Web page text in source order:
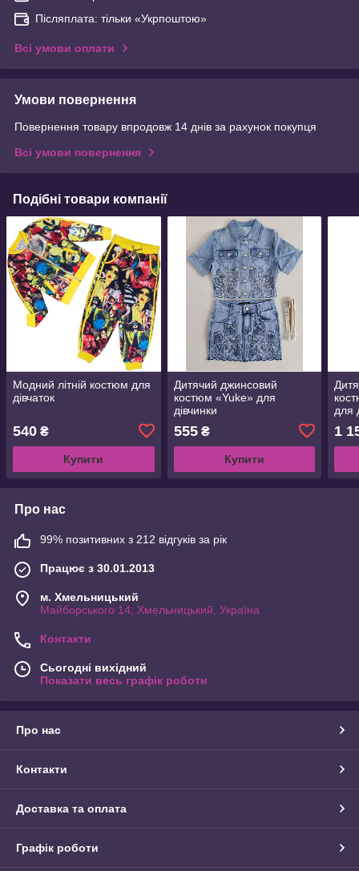
Післяплата: тільки «Укрпоштою»
Всі умови оплати
Умови повернення
Повернення товару впродовж 14 днів за рахунок покупця
Всі умови повернення
Подібні товари компанії
Модний літній костюм для
дівчаток
540 ₴
Купити
Дитячий джинсовий
костюм «Yuke» для
дівчинки
555₴
Купити
для
1
Про нас
99% позитивних з 212 відгуків за рік
Працює з 30.01.2013
м. Хмельницький
Майборського 14, Хмельницький, Україна
Контакти
Сьогодні вихідний
Показати весь графік роботи
Про нас
Контакти
Доставка та оплата
Графік роботи